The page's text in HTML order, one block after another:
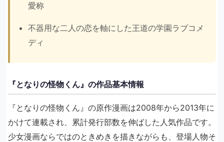
愛称
不器用な二人の恋を軸にした王道の学園ラブコメ
ディ
『となりの怪物くん』の作品基本情報
『となりの怪物くん』の原作漫画は2008年から2013年に
かけて連載され、累計発行部数を伸ばした人気作品です。
少女漫画ならではのときめきを描きながらも、登場人物そ